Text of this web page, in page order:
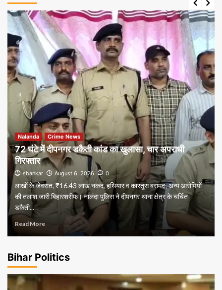
Nalanda Crime News
72 घंटे में दीपनगर डकैती कांड का खुलासा, चार अपराधी
गिरफ्तार
shankar August 6, 2026 0
लाखों के जेवरात, ₹16.43 लाख नकद, हथियार व कारतूस बरामद; अन्य आरोपियों
की तलाश जारी बिहारशरीफ। नालंदा पुलिस ने दीपनगर थाना क्षेत्र के चर्चित
डकैती...
Read More
Bihar Politics